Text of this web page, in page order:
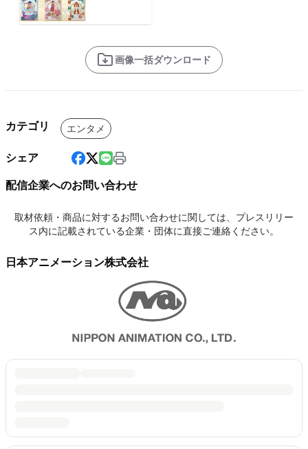
画像一括ダウンロード
カテゴリ エンタメ
シェア
配信企業へのお問い合わせ
取材依頼・商品に対するお問い合わせに関しては、プレスリリー
ス内に記載されている企業・団体に直接ご連絡ください。
日本アニメーション株式会社